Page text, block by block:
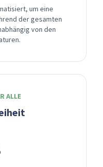
um eine
der gesamten
von den
ALLE